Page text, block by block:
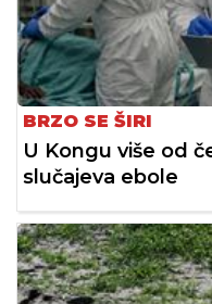
BRZO SE ŠIRI
U Kongu više od
slučajeva ebole